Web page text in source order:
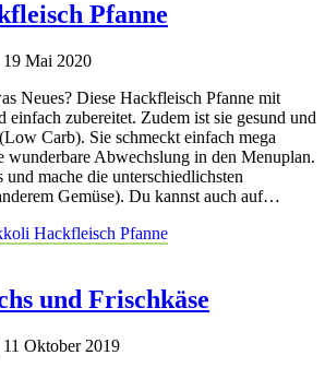
Pfanne
19 Mai 2020
Neues? Diese Hackfleisch Pfanne mit
einfach zubereitet. Zudem ist sie gesund und
Carb). Sie schmeckt einfach mega
wunderbare Abwechslung in den Menuplan.
und mache die unterschiedlichsten
Gemüse). Du kannst auch auf…
Hackfleisch Pfanne
und Frischkäse
11 Oktober 2019